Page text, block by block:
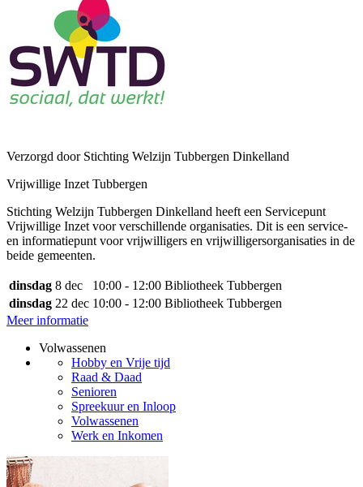
Verzorgd door Stichting Welzijn Tubbergen Dinkelland
Vrijwillige Inzet Tubbergen
Stichting Welzijn Tubbergen Dinkelland heeft een Servicepunt
Vrijwillige Inzet voor verschillende organisaties. Dit is een service-
en informatiepunt voor vrijwilligers en vrijwilligersorganisaties in de
beide gemeenten.
dinsdag 8 dec 10:00 - 12:00 Bibliotheek Tubbergen
dinsdag 22 dec 10:00 - 12:00 Bibliotheek Tubbergen
Meer informatie
Volwassenen
Hobby en Vrije tijd
Raad & Daad
Senioren
Spreekuur en Inloop
Volwassenen
Werk en Inkomen